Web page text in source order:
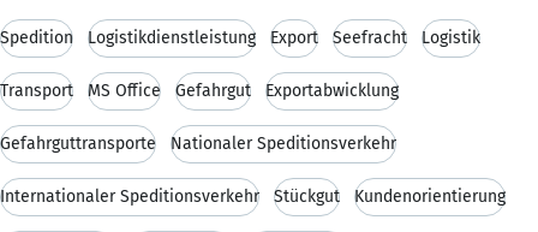
Spedition Logistikdienstleistung Export Seefracht Logistik
Transport MS Office Gefahrgut Exportabwicklung
Gefahrguttransporte Nationaler Speditionsverkehr
Internationaler Speditionsverkehr Stückgut Kundenorientierung